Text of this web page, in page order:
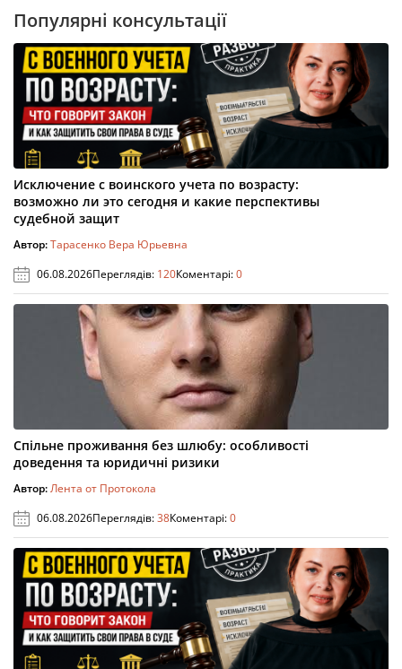
Популярні консультації
Исключение с воинского учета по возрасту:
возможно ли это сегодня и какие перспективы
судебной защит
Автор:Тарасенко Вера Юрьевна
06.08.2026Переглядів: 120Коментарі:0
Спільне проживання без шлюбу: особливості
доведення та юридичні ризики
Автор:Лента от Протокола
06.08.2026Переглядів:38Коментарі:0